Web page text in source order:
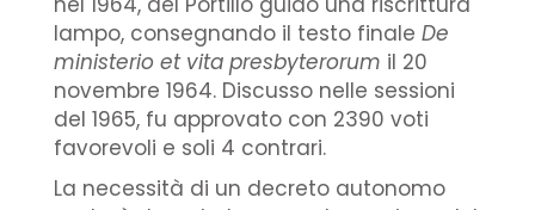
lampo, consegnando il testo finale De
ministerio et vita presbyterorum il 20
novembre 1964. Discusso nelle sessioni
del 1965, fu approvato con 2390 voti
favorevoli e soli 4 contrari.
La necessità di un decreto autonomo